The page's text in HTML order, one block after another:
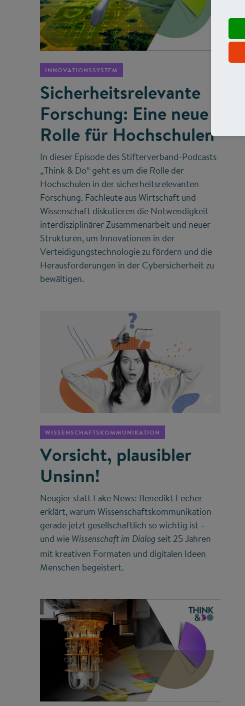
INNOVATIONSSYSTEM
Sicherheitsrelevante
Forschung: Eine neue
Rolle für Hochschulen
In dieser Episode des Stifterverband-Podcasts
„Think & Do“ geht es um die Rolle der
Hochschulen in der sicherheitsrelevanten
Forschung. Fachleute aus Wirtschaft und
Wissenschaft diskutieren die Notwendigkeit
interdisziplinärer Zusammenarbeit und neuer
Strukturen, um Innovationen in der
Verteidigungstechnologie zu fördern und die
Herausforderungen in der Cybersicherheit zu
bewältigen.
WISSENSCHAFTSKOMMUNIKATION
Vorsicht, plausibler
Unsinn!
Neugier statt Fake News: Benedikt Fecher
erklärt, warum Wissenschaftskommunikation
gerade jetzt gesellschaftlich so wichtig ist –
und wie Wissenschaft im Dialog seit 25 Jahren
mit kreativen Formaten und digitalen Ideen
Menschen begeistert.